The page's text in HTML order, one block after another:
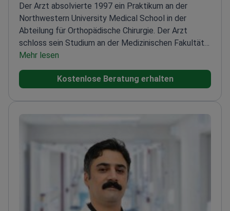
Der Arzt absolvierte 1997 ein Praktikum an der
Northwestern University Medical School in der
Abteilung für Orthopädische Chirurgie. Der Arzt
schloss sein Studium an der Medizinischen Fakultät
der Universität Uludağ mit Schwerpunkt Orthopädie
Bachelor-Abschluss der Medizinischen Fakultät der
mehrerer angesehener Organisationen, darunter die
Türkische Ärztekammer, die American Association of
of North America, der International Congress for
Joint Reconstruction und die Türkische Gesellschaft
für Orthopädie und Traumatologie.<\/p>
Mehr lesen
Kostenlose Beratung erhalten